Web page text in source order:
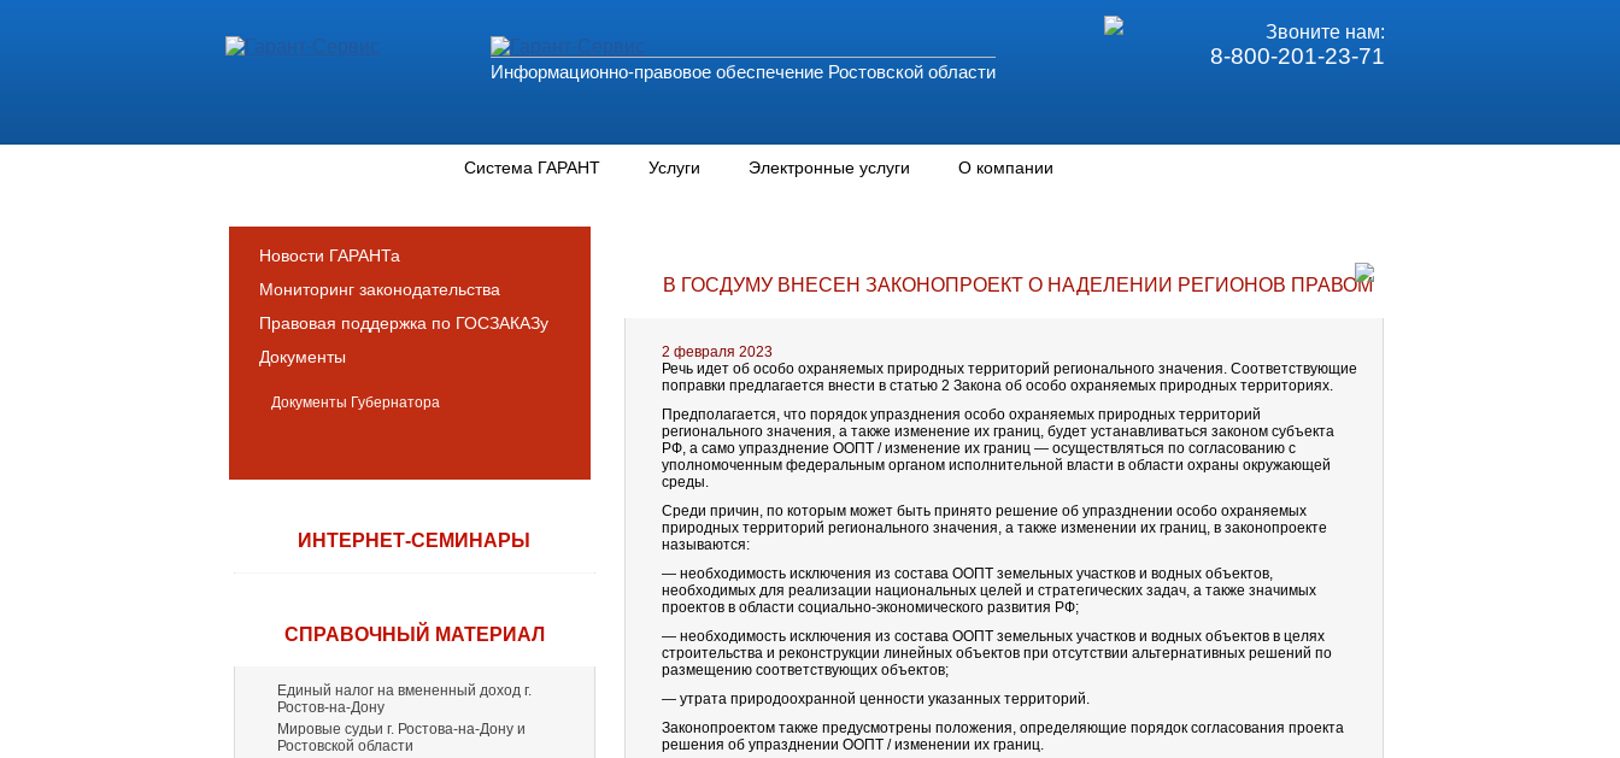
Информационно-правовое обеспечение Ростовской области
Звоните нам:
8-800-201-23-71
Система ГАРАНТ Услуги Электронные услуги О компании
Новости ГАРАНТа
Мониторинг законодательства
Правовая поддержка по ГОСЗАКАЗу
Документы
Документы Губернатора
ИНТЕРНЕТ-СЕМИНАРЫ
СПРАВОЧНЫЙ МАТЕРИАЛ
Единый налог на вмененный доход г.
Ростов-на-Дону
Мировые судьи г. Ростова-на-Дону и
Ростовской области
В ГОСДУМУ ВНЕСЕН ЗАКОНОПРОЕКТ О НАДЕЛЕНИИ РЕГИОНОВ ПРАВОМ УПРАЗДНЯТЬ ОСОБО
2 февраля 2023
Речь идет об особо охраняемых природных территорий регионального значения. Соответствующие
поправки предлагается внести в статью 2 Закона об особо охраняемых природных территориях.
Предполагается, что порядок упразднения особо охраняемых природных территорий
регионального значения, а также изменение их границ, будет устанавливаться законом субъекта
РФ, а само упразднение ООПТ / изменение их границ — осуществляться по согласованию с
уполномоченным федеральным органом исполнительной власти в области охраны окружающей
среды.
Среди причин, по которым может быть принято решение об упразднении особо охраняемых
природных территорий регионального значения, а также изменении их границ, в законопроекте
называются:
— необходимость исключения из состава ООПТ земельных участков и водных объектов,
необходимых для реализации национальных целей и стратегических задач, а также значимых
проектов в области социально-экономического развития РФ;
— необходимость исключения из состава ООПТ земельных участков и водных объектов в целях
строительства и реконструкции линейных объектов при отсутствии альтернативных решений по
размещению соответствующих объектов;
— утрата природоохранной ценности указанных территорий.
Законопроектом также предусмотрены положения, определяющие порядок согласования проекта
решения об упразднении ООПТ / изменении их границ.